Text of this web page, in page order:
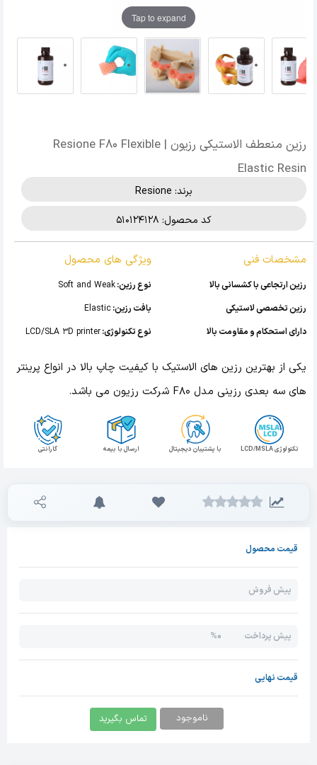
Tap to expand
رزین منعطف الاستیکی رزیون | Resione F80 Flexible
Elastic Resin
برند: Resione
کد محصول: 510124128
مشخصات فنی
رزین ارتجاعی با کشسانی بالا
رزین تخصصی لاستیکی
دارای استحکام و مقاومت بالا
ویژگی های محصول
نوع رزین:Soft and Weak
بافت رزین:Elastic
نوع تکنولوژی:LCD/SLA 3D printer
یکی از بهترین رزین های الاستیک با کیفیت چاپ بالا در انواع پرینتر
های سه بعدی رزینی مدل F80 شرکت رزیون می باشد.
گارانتی ارسال با بیمه با پشتیبان دیجیتال تکنولوژی LCD/MSLA
قیمت محصول
پیش فروش
پیش پرداخت 0%
قیمت نهایی
ناموجود تماس بگیرید